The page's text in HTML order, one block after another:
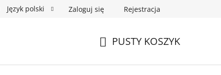
Hurt Moje zamówienie
Język polski Zaloguj się Rejestracja
PUSTY KOSZYK